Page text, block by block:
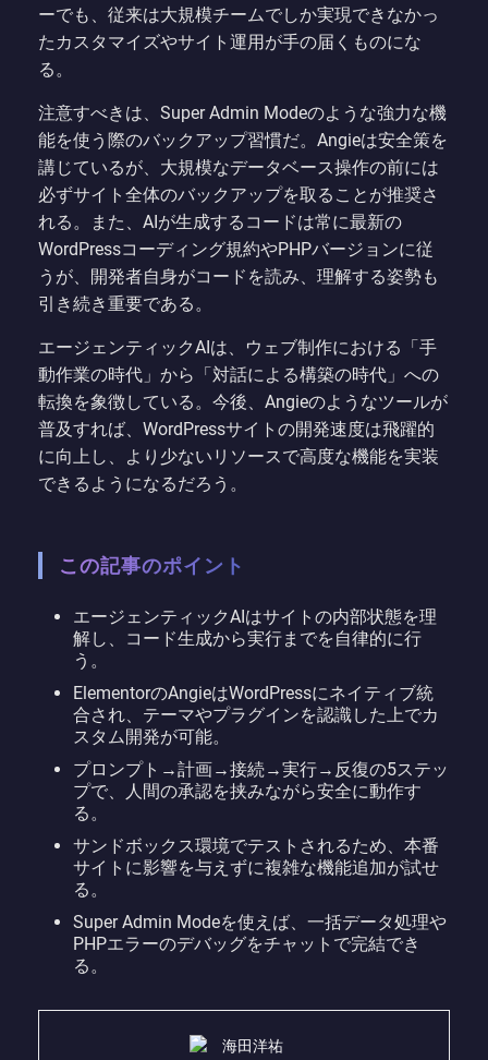
ーでも、従来は大規模チームでしか実現できなかっ
たカスタマイズやサイト運用が手の届くものにな
る。
注意すべきは、Super Admin Modeのような強力な機
能を使う際のバックアップ習慣だ。Angieは安全策を
講じているが、大規模なデータベース操作の前には
必ずサイト全体のバックアップを取ることが推奨さ
れる。また、AIが生成するコードは常に最新の
WordPressコーディング規約やPHPバージョンに従
うが、開発者自身がコードを読み、理解する姿勢も
引き続き重要である。
エージェンティックAIは、ウェブ制作における「手
動作業の時代」から「対話による構築の時代」への
転換を象徴している。今後、Angieのようなツールが
普及すれば、WordPressサイトの開発速度は飛躍的
に向上し、より少ないリソースで高度な機能を実装
できるようになるだろう。
この記事のポイント
エージェンティックAIはサイトの内部状態を理
解し、コード生成から実行までを自律的に行
う。
ElementorのAngieはWordPressにネイティブ統
合され、テーマやプラグインを認識した上でカ
スタム開発が可能。
プロンプト→計画→接続→実行→反復の5ステッ
プで、人間の承認を挟みながら安全に動作す
る。
サンドボックス環境でテストされるため、本番
サイトに影響を与えずに複雑な機能追加が試せ
る。
Super Admin Modeを使えば、一括データ処理や
PHPエラーのデバッグをチャットで完結でき
る。